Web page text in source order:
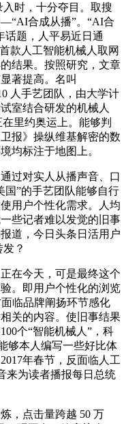
时，十分夺目。取搜
合成从播”。“AI合
话题，人平易近日通
款人工智能机械人取网
结果。按照研究，文章
著提高。名叫
人手艺团队，由大学计
室结合研发的机械人
里约奥运上。能够判
报》操纵维基解密的数
均标注于地图上。
对实人从播声音、口
国”的手艺团队能够自行
用户个性化需求。人均
些记者难以发觉的旧事
道，今日头条日活用户
？
在今天，可是最终这个
。即用户个性化的浏览
临品牌阐扬环节感化
关的内容。使旧事结果
个“智能机械人”，科
够本人编写一些好比体
年春节，反面临人工
来为读者播报每日总统
，点击量跨越 50 万